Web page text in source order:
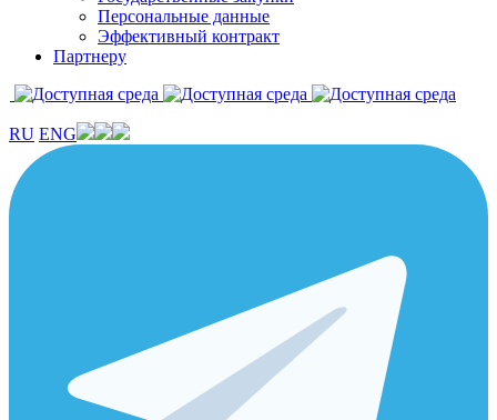
Персональные данные
Эффективный контракт
Партнеру
RU ENG